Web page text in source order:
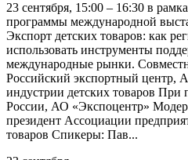
23 сентября, 15:00 – 16:30 в
программы международной
Экспорт детских товаров: как
использовать инструменты
международные рынки.
Российский экспортный центр,
индустрии детских товаров
России, АО «Экспоцентр»
президент Ассоциации
товаров Спикеры: Пав...